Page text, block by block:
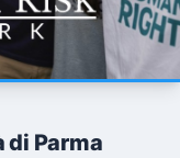
di Parma